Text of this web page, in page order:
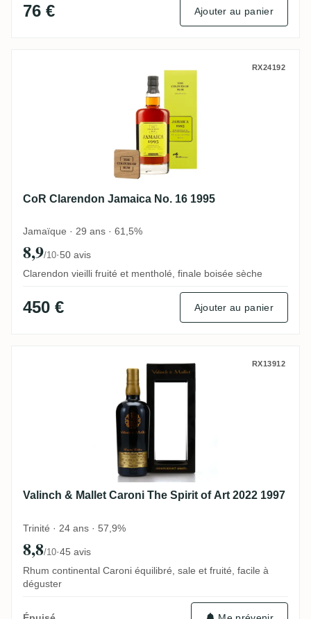
76 € Ajouter au panier
CoR Clarendon Jamaica No. 16 1995RX24192
CoR Clarendon Jamaica No. 16 1995
Jamaïque · 29 ans · 61,5%
8,9/10·50 avis
Clarendon vieilli fruité et mentholé, finale boisée sèche
450 € Ajouter au panier
Valinch & Mallet Caroni The Spirit of Art
RX13912
Valinch & Mallet Caroni The Spirit of Art 2022 1997
Trinité · 24 ans · 57,9%
8,8/10·45 avis
Rhum continental Caroni équilibré, sale et fruité, facile à
déguster